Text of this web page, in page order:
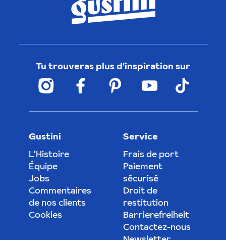
Tu trouveras plus d'inspiration sur
Gustini
L'Histoire
Équipe
Jobs
Commentaires
de nos clients
Cookies
Service
Frais de port
Paiement
sécurisé
Droit de
restitution
Barrierefreiheit
Contactez-nous